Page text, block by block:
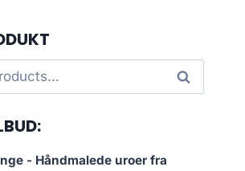
Search
- Håndmalede uroer fra